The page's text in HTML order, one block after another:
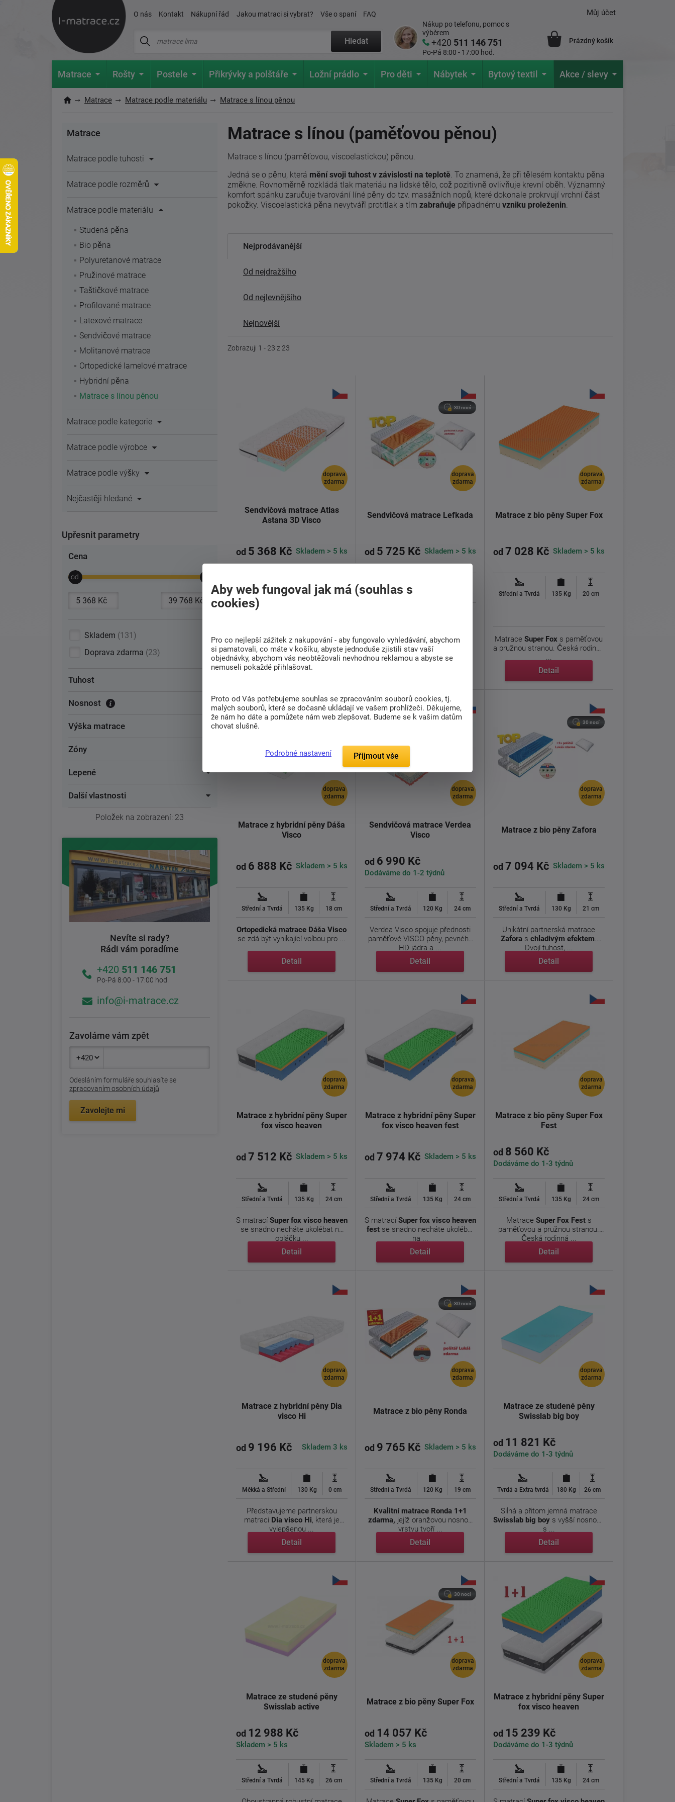
O nás Kontakt Nákupní řád Jakou matraci si vybrat? Vše o spaní FAQ
Hledat
Nákup po telefonu, pomoc s
výběrem
+420 511 146 751
Po-Pá 8:00 - 17:00 hod.
Můj účet
Prázdný košík
Matrace Rošty Postele Přikrývky a polštáře Ložní prádlo Pro děti Nábytek Bytový textil Akce / slevy
Matrace Matrace podle materiálu Matrace s línou pěnou
Matrace
Matrace podle tuhosti
Matrace podle rozměrů
Matrace podle materiálu
Studená pěna
Bio pěna
Polyuretanové matrace
Pružinové matrace
Taštičkové matrace
Profilované matrace
Latexové matrace
Sendvičové matrace
Molitanové matrace
Ortopedické lamelové matrace
Hybridní pěna
Matrace s línou pěnou
Matrace podle kategorie
Matrace podle výrobce
Matrace podle výšky
Nejčastěji hledané
Upřesnit parametry
Cena
Skladem 131
Doprava zdarma 23
Tuhost
Nosnost
Výška matrace
Zóny
Lepené
Další vlastnosti
Položek na zobrazení: 23
Nevíte si rady?
Rádi vám poradíme
+420 511 146 751
Po-Pá 8:00 - 17:00 hod.
info@i-matrace.cz
Zavoláme vám zpět
Odesláním formuláře souhlasíte se
zpracovaním osobních údajů
Zavolejte mi
Matrace s línou (paměťovou pěnou)
Matrace s línou (paměťovou, viscoelastickou) pěnou.
Jedná se o pěnu, která mění svoji tuhost v závislosti na teplotě. To znamená, že při tělesém kontaktu pěna
změkne. Rovnoměrně rozkládá tlak materiáu na lidské tělo, což pozitivně ovlivňuje krevní oběh. Významný
komfort spánku zaručuje tvarování líné pěny do tzv. masážních nopů, které dokonale prokrvují vrchní část
pokožky. Viscoelastická pěna nevytváří protitlak a tím zabraňuje případnému vzniku proleženin.
Nejprodávanější
Od nejdražšího
Od nejlevnějšího
Nejnovější
Zobrazuji 1 - 23 z 23
doprava
zdarma
Sendvičová matrace Atlas
Astana 3D Visco
od 5 368 Kč Skladem > 5 ks
Střední a Tvrdá 140 Kg 22 cm
Atlas ASTANA 3D Viscoje
matrace navržená pro maximální
pohodlí a ...
Detail
doprava
zdarma
30 nocí
Sendvičová matrace Lefkada
od 5 725 Kč Skladem > 5 ks
Střední a Tvrdá
Matrace je ...
doprava
zdarma
Matrace z bio pěny Super Fox
od 7 028 Kč Skladem > 5 ks
Střední a Tvrdá 135 Kg 20 cm
MatraceSuper Fox s paměťovou
a pružnou stranou. Česká rodinná
...
Detail
doprava
zdarma
Matrace z hybridní pěny Dáša
Visco
od 6 888 Kč Skladem > 5 ks
Střední a Tvrdá 135 Kg 18 cm
Ortopedická matrace Dáša Visco
se zdá být vynikající volbou pro ...
Detail
doprava
zdarma
Sendvičová matrace Verdea
Visco
od 6 990 Kč
Dodáváme do 1-2 týdnů
Střední a Tvrdá 120 Kg 24 cm
Verdea Visco spojuje přednosti
paměťové VISCO pěny, pevného
HD jádra a ...
Detail
doprava
zdarma
30 nocí
Matrace z bio pěny Zafora
od 7 094 Kč Skladem > 5 ks
Střední a Tvrdá 130 Kg 21 cm
Unikátní partnerská matrace
Zafora schladivým efektem.
Dvojí tuhost, ...
Detail
doprava
zdarma
Matrace z hybridní pěny Super
fox visco heaven
od 7 512 Kč Skladem > 5 ks
Střední a Tvrdá 135 Kg 24 cm
S matracíSuper fox visco heaven
se snadno necháte ukolébat na
obláčku ...
Detail
doprava
zdarma
Matrace z hybridní pěny Super
fox visco heaven fest
od 7 974 Kč Skladem > 5 ks
Střední a Tvrdá 135 Kg 24 cm
S matracíSuper fox visco heaven
festse snadno necháte ukolébat
na ...
Detail
doprava
zdarma
Matrace z bio pěny Super Fox
Fest
od 8 560 Kč
Dodáváme do 1-3 týdnů
Střední a Tvrdá 135 Kg 24 cm
Matrace Super Fox Fests
paměťovou a pružnou stranou.
Česká rodinná ...
Detail
doprava
zdarma
Matrace z hybridní pěny Dia
visco Hi
od 9 196 Kč Skladem 3 ks
Měkká a Střední 130 Kg 0 cm
Představujeme partnerskou
matraci Dia visco Hi, která je
vylepšenou ...
Detail
doprava
zdarma
30 nocí
Matrace z bio pěny Ronda
od 9 765 Kč Skladem > 5 ks
Střední a Tvrdá 120 Kg 19 cm
Kvalitní matrace Ronda 1+1
zdarma, jejíž oranžovou nosnou
vrstvu tvoří ...
Detail
doprava
zdarma
Matrace ze studené pěny
Swisslab big boy
od 11 821 Kč
Dodáváme do 1-3 týdnů
Tvrdá a Extra tvrdá 180 Kg 26 cm
Silná a přitom jemná matrace
Swisslab big boys vyšší nosností
s ...
Detail
doprava
zdarma
Matrace ze studené pěny
Swisslab active
od 12 988 Kč
Skladem > 5 ks
Střední a Tvrdá 145 Kg 26 cm
doprava
zdarma
30 nocí
Matrace z bio pěny Super Fox
od 14 057 Kč
Skladem > 5 ks
Střední a Tvrdá 135 Kg 20 cm
doprava
zdarma
Matrace z hybridní pěny Super
fox visco heaven
od 15 239 Kč
Dodáváme do 1-3 týdnů
Střední a Tvrdá 135 Kg 24 cm
Aby web fungoval jak má (souhlas s
cookies)
Pro co nejlepší zážitek z nakupování - aby fungovalo vyhledávání, abychom
si pamatovali, co máte v košíku, abyste jednoduše zjistili stav vaší
objednávky, abychom vás neobtěžovali nevhodnou reklamou a abyste se
nemuseli pokaždé přihlašovat.
Proto od Vás potřebujeme souhlas se zpracováním souborů cookies, tj.
malých souborů, které se dočasně ukládají ve vašem prohlížeči. Děkujeme,
že nám ho dáte a pomůžete nám web zlepšovat. Budeme se k vašim datům
chovat slušně.
Podrobné nastavení Přijmout vše